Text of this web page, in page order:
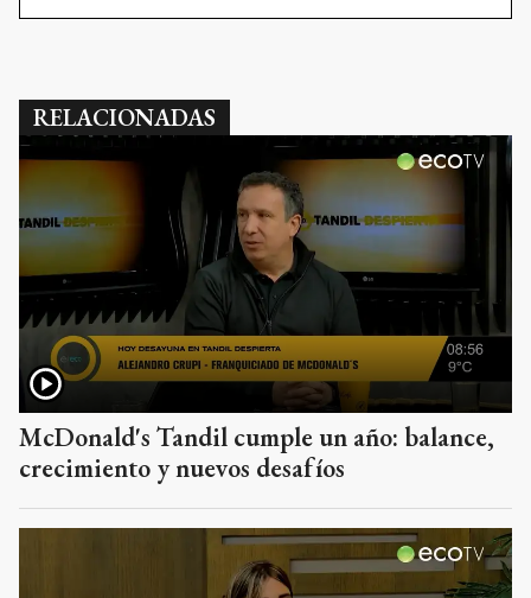
RELACIONADAS
McDonald's Tandil cumple un año: balance,
crecimiento y nuevos desafíos